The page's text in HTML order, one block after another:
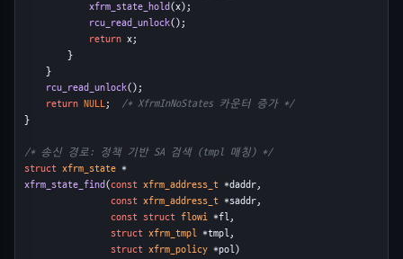
xfrm_state_hold(x);
rcu_read_unlock();
return x;
        }
    }
rcu_read_unlock();
return NULL;
/* XfrmInNoStates 카운터 증가 */
}
/* 송신 경로: 정책 기반 SA 검색 (tmpl 매칭) */
struct xfrm_state *
xfrm_state_find(const xfrm_address_t *daddr,
const xfrm_address_t *saddr,
const struct flowi *fl,
struct xfrm_tmpl *tmpl,
struct xfrm_policy *pol)